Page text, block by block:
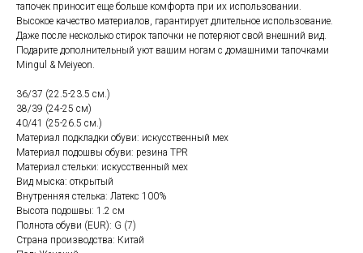
тапочек приносит еще больше комфорта при их использовании.
Высокое качество материалов, гарантирует длительное использование.
Даже после несколько стирок тапочки не потеряют свой внешний вид.
Подарите дополнительный уют вашим ногам с домашними тапочками
Mingul & Meiyeon.
36/37 (22.5-23.5 см.)
38/39 (24-25 см)
40/41 (25-26.5 см.)
Материал подкладки обуви: искусственный мех
Материал подошвы обуви: резина TPR
Материал стельки: искусственный мех
Вид мыска: открытый
Внутренняя стелька: Латекс 100%
Высота подошвы: 1.2 см
Полнота обуви (EUR): G (7)
Страна производства: Китай